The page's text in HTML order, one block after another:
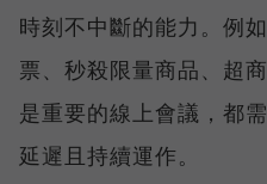
時刻不中斷的能力。例
票、秒殺限量商品、超
是重要的線上會議，都
延遲且持續運作。